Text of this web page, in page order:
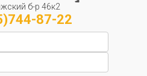
б-р 46к2
87-22